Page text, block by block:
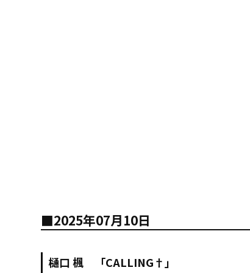
■2025年07月10日
樋口 楓 「CALLING†」